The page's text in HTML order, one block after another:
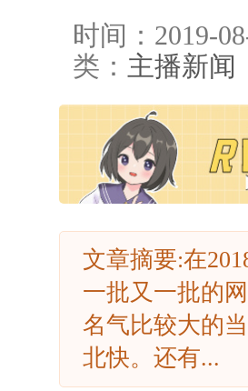
时间：2019-
类： 主播新闻
文章摘要:在
一批又一批的
名气比较大的
北快。还有...